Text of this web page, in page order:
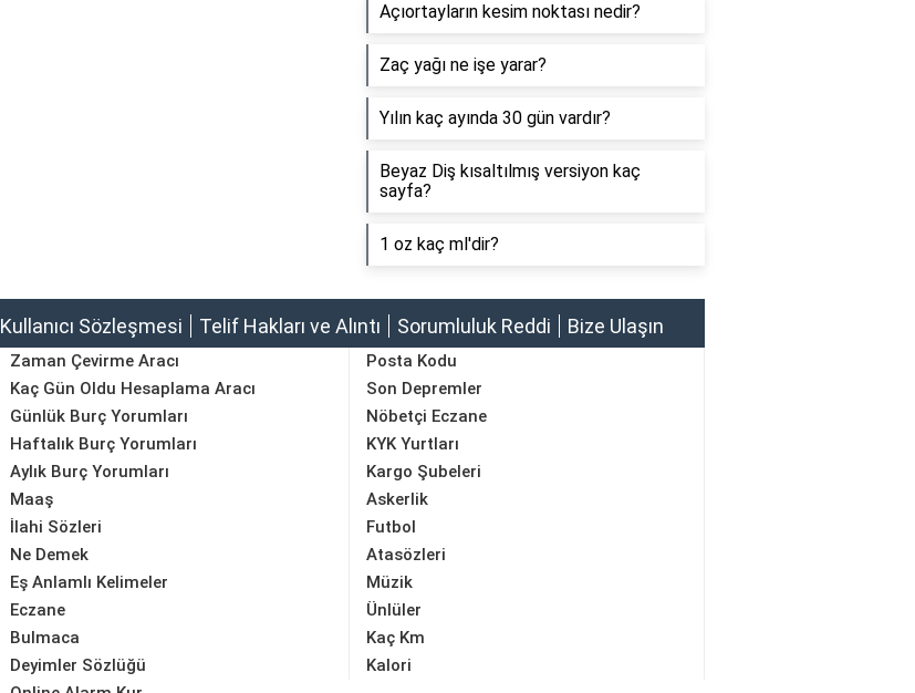
Açıortayların kesim noktası nedir?
Zaç yağı ne işe yarar?
Yılın kaç ayında 30 gün vardır?
Beyaz Diş kısaltılmış versiyon kaç
sayfa?
1 oz kaç ml'dir?
Kullanıcı Sözleşmesi Telif Hakları ve Alıntı Sorumluluk Reddi Bize Ulaşın
Zaman Çevirme Aracı
Kaç Gün Oldu Hesaplama Aracı
Günlük Burç Yorumları
Haftalık Burç Yorumları
Aylık Burç Yorumları
Maaş
Posta Kodu
Son Depremler
Nöbetçi Eczane
KYK Yurtları
Kargo Şubeleri
Askerlik
İlahi Sözleri
Ne Demek
Eş Anlamlı Kelimeler
Eczane
Bulmaca
Deyimler Sözlüğü
Futbol
Atasözleri
Müzik
Ünlüler
Kaç Km
Kalori